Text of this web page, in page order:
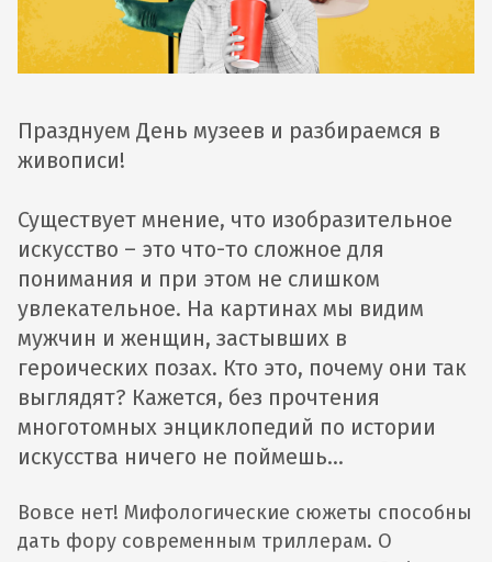
Празднуем День музеев и разбираемся в
живописи!
Существует мнение, что изобразительное
искусство – это что-то сложное для
понимания и при этом не слишком
увлекательное. На картинах мы видим
мужчин и женщин, застывших в
героических позах. Кто это, почему они так
выглядят? Кажется, без прочтения
многотомных энциклопедий по истории
искусства ничего не поймешь…
Вовсе нет! Мифологические сюжеты способны
дать фору современным триллерам. О